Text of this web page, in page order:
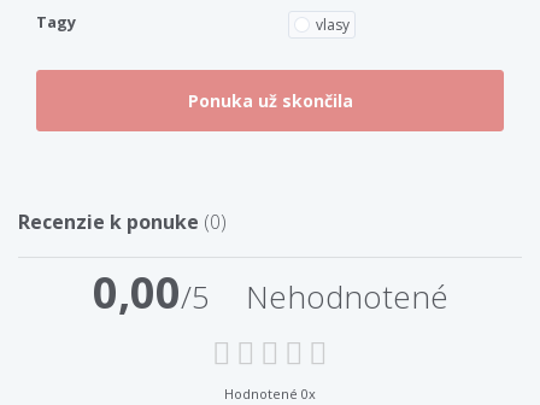
Tagy vlasy
Recenzie k ponuke (0)
0,00/5 Nehodnotené
Hodnotené 0x